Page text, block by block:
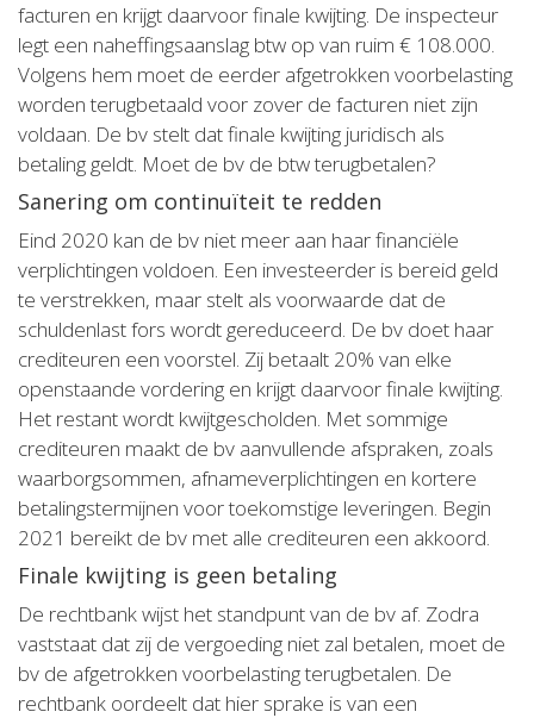
facturen en krijgt daarvoor finale kwijting. De inspecteur
legt een naheffingsaanslag btw op van ruim € 108.000.
Volgens hem moet de eerder afgetrokken voorbelasting
worden terugbetaald voor zover de facturen niet zijn
voldaan. De bv stelt dat finale kwijting juridisch als
betaling geldt. Moet de bv de btw terugbetalen?
Sanering om continuïteit te redden
Eind 2020 kan de bv niet meer aan haar financiële
verplichtingen voldoen. Een investeerder is bereid geld
te verstrekken, maar stelt als voorwaarde dat de
schuldenlast fors wordt gereduceerd. De bv doet haar
crediteuren een voorstel. Zij betaalt 20% van elke
openstaande vordering en krijgt daarvoor finale kwijting.
Het restant wordt kwijtgescholden. Met sommige
crediteuren maakt de bv aanvullende afspraken, zoals
waarborgsommen, afnameverplichtingen en kortere
betalingstermijnen voor toekomstige leveringen. Begin
2021 bereikt de bv met alle crediteuren een akkoord.
Finale kwijting is geen betaling
De rechtbank wijst het standpunt van de bv af. Zodra
vaststaat dat zij de vergoeding niet zal betalen, moet de
bv de afgetrokken voorbelasting terugbetalen. De
rechtbank oordeelt dat hier sprake is van een